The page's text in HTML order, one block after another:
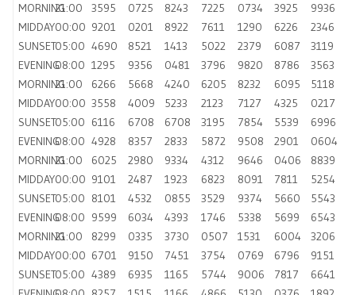
MORNING21:00 3595 0725 8243 7225 0734 3925
9936
MIDDAY00:00 9201 0201 8922 7611 1290 6226
2346
SUNSET05:00 4690 8521 1413 5022 2379 6087
3119
EVENING08:00 1295 9356 0481 3796 9820 8786
3563
MORNING21:00 6266 5668 4240 6205 8232 6095
5118
MIDDAY00:00 3558 4009 5233 2123 7127 4325
0217
SUNSET05:00 6116 6708 6708 3195 7854 5539
6996
EVENING08:00 4928 8357 2833 5872 9508 2901
0604
MORNING21:00 6025 2980 9334 4312 9646 0406
8839
MIDDAY00:00 9101 2487 1923 6823 8091 7811
5254
SUNSET05:00 8101 4532 0855 3529 9374 5660
5543
EVENING08:00 9599 6034 4393 1746 5338 5699
6543
MORNING21:00 8299 0335 3730 0507 1531 6004
3206
MIDDAY00:00 6701 9150 7451 3754 0769 6796
9151
SUNSET05:00 4389 6935 1165 5744 9006 7817
6641